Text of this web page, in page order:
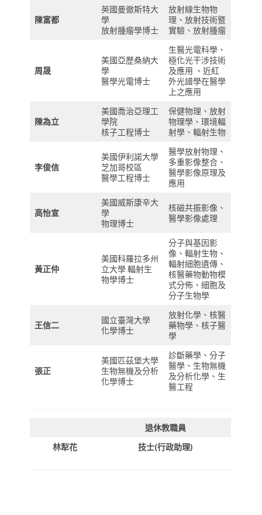
陳富都
英國曼徹斯特大
學
放射腫瘤學博士
放射線生物物
理、放射技術暨
實驗、放射腫瘤
周晟
美國亞歷桑納大
學
醫學光電博士
生醫光電科學、
極化光干涉技術
及應用 、近紅
外光譜學在醫學
上之應用
陳為立
美國喬治亞理工
學院
核子工程博士
保健物理、放射
物理學、環境輻
射學、輻射生物
李俊信
美國伊利諾大學
芝加哥校區
醫學工程博士
醫學放射物理、
多重影像整合、
醫學影像原理及
應用
高怡宣
美國威斯康辛大
學
物理博士
核磁共振影像、
醫學影像處理
黃正仲
美國科羅拉多州
立大學 輻射生
物學博士
分子與基因影
像、輻射生物、
輻射細胞遺傳、
核醫藥物動物模
式分佈、細胞及
分子生物學
王信二
國立臺灣大學
化學博士
放射化學、核醫
藥物學、核子醫
學
張正
美國匹茲堡大學
生物無機及分析
化學博士
診斷藥學、分子
醫學、生物無機
及分析化學、生
醫工程
退休教職員
林犁花
技士(行政助理)